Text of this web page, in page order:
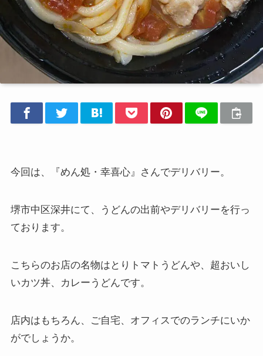
今回は、『めん処・幸喜心』さんでデリバリー。
堺市中区深井にて、
うどんの出前やデリバリーを行っ
ております。
こちらのお店の名物はとりトマトうどんや、超おいし
いカツ丼、カレーうどんです。
店内はもちろん、ご自宅、オフィスでのランチにいか
がでしょうか。